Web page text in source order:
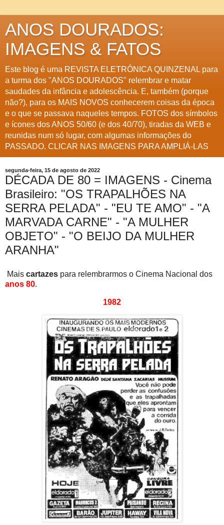
ANOS DOURADOS:
IMAGENS & FATOS
Este blog é uma REVISTA ELETRÔNICA QUINZENAL para
a turma dos "ANOS DOURADOS" relembrar e matar
saudades da infância e adolescência. E, também (porque
não?), para os MAIS NOVOS conhecerem coisas da época
e o que se passava naqueles tempos. FOTOS dos símbolos
e ícones dos ANOS 50/60 (e dos 40/70), tiradas da WEB e
reunidas num só lugar, com algumas informações do
PASSADO. CLICAR NAS IMAGENS PARA AMPLIÁ-LAS
segunda-feira, 15 de agosto de 2022
DÉCADA DE 80 = IMAGENS - Cinema
Brasileiro: "OS TRAPALHÕES NA
SERRA PELADA" - "EU TE AMO" - "A
MARVADA CARNE" - "A MULHER
OBJETO" - "O BEIJO DA MULHER
ARANHA"
Mais cartazes para relembrarmos o Cinema Nacional dos
anos 80.
1982